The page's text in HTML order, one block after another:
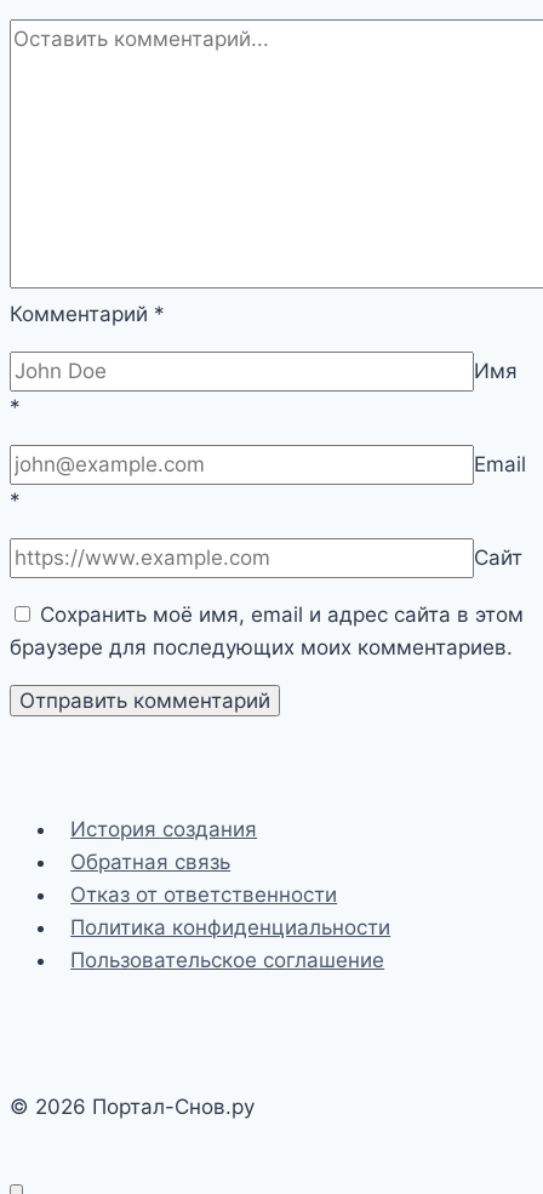
силой?
Комментарий *
Имя
*
Email
*
Сайт
Сохранить моё имя, email и адрес сайта в этом
браузере для последующих моих комментариев.
История создания
Обратная связь
Отказ от ответственности
Политика конфиденциальности
Пользовательское соглашение
© 2026 Портал-Снов.ру